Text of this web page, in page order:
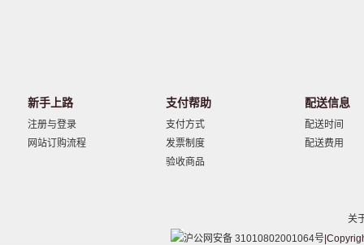
新手上路
注册与登录
网站订购流程
支付帮助
支付方式
发票制度
验收商品
配送信息
配送时间
配送费用
关
沪公网安备 31010802001064号